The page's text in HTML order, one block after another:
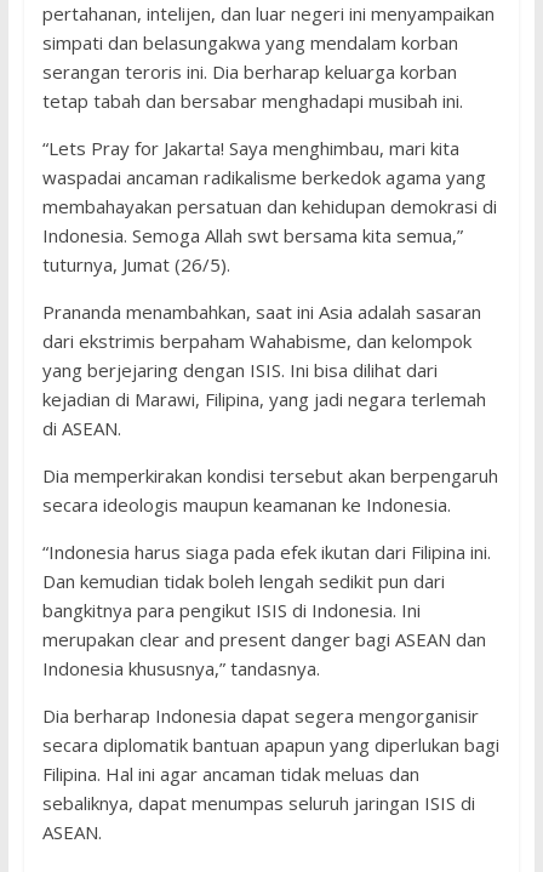
pertahanan, intelijen, dan luar negeri ini menyampaikan
simpati dan belasungakwa yang mendalam korban
serangan teroris ini. Dia berharap keluarga korban
tetap tabah dan bersabar menghadapi musibah ini.
“Lets Pray for Jakarta! Saya menghimbau, mari kita
waspadai ancaman radikalisme berkedok agama yang
membahayakan persatuan dan kehidupan demokrasi di
Indonesia. Semoga Allah swt bersama kita semua,”
tuturnya, Jumat (26/5).
Prananda menambahkan, saat ini Asia adalah sasaran
dari ekstrimis berpaham Wahabisme, dan kelompok
yang berjejaring dengan ISIS. Ini bisa dilihat dari
kejadian di Marawi, Filipina, yang jadi negara terlemah
di ASEAN.
Dia memperkirakan kondisi tersebut akan berpengaruh
secara ideologis maupun keamanan ke Indonesia.
“Indonesia harus siaga pada efek ikutan dari Filipina ini.
Dan kemudian tidak boleh lengah sedikit pun dari
bangkitnya para pengikut ISIS di Indonesia. Ini
merupakan clear and present danger bagi ASEAN dan
Indonesia khususnya,” tandasnya.
Dia berharap Indonesia dapat segera mengorganisir
secara diplomatik bantuan apapun yang diperlukan bagi
Filipina. Hal ini agar ancaman tidak meluas dan
sebaliknya, dapat menumpas seluruh jaringan ISIS di
ASEAN.